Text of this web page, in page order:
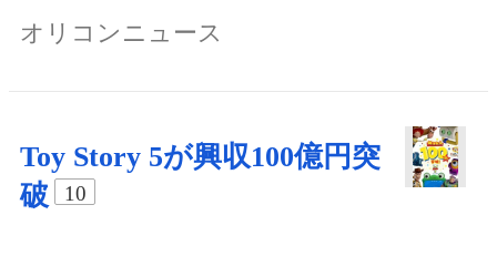
オリコンニュース
Toy Story 5が興収100億円突
破
10